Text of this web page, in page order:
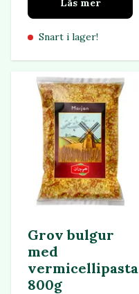
Läs mer
Snart i lager!
Grov bulgur
med
vermicellipasta
800g